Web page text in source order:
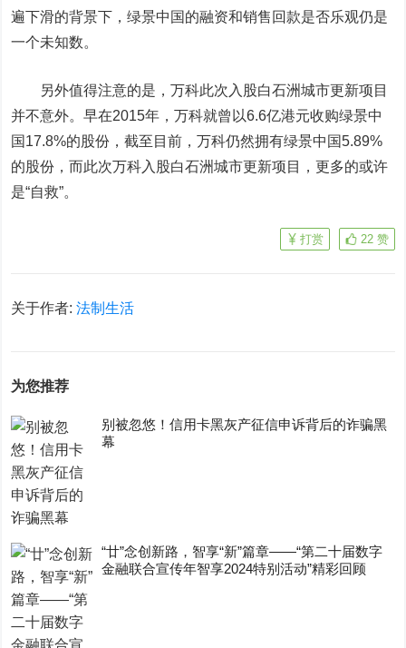
遍下滑的背景下，绿景中国的融资和销售回款是否乐观仍是
一个未知数。
另外值得注意的是，万科此次入股白石洲城市更新项目
并不意外。早在2015年，万科就曾以6.6亿港元收购绿景中
国17.8%的股份，截至目前，万科仍然拥有绿景中国5.89%
的股份，而此次万科入股白石洲城市更新项目，更多的或许
是“自救”。
22 赞
打赏
关于作者:法制生活
为您推荐
别被忽悠！信用卡黑灰产征信申诉背后的诈骗黑
幕
“廿”念创新路，智享“新”篇章——“第二十届数字
金融联合宣传年智享2024特别活动”精彩回顾